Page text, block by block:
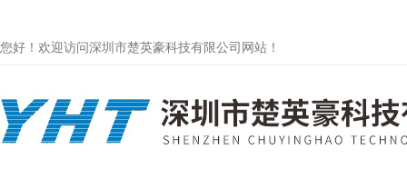
您好！欢迎访问深圳市楚英豪科技有限公司网站！